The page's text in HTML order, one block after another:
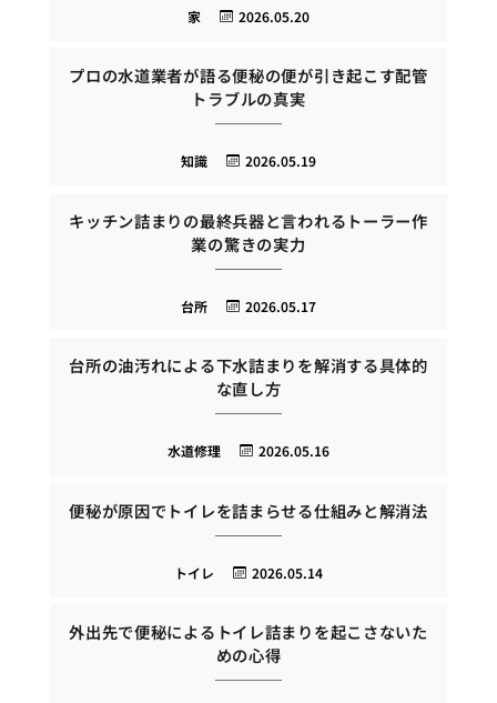
2026.05.20
家
プロの水道業者が語る便秘の便が引き起こす配管
トラブルの真実
2026.05.19
知識
キッチン詰まりの最終兵器と言われるトーラー作
業の驚きの実力
2026.05.17
台所
台所の油汚れによる下水詰まりを解消する具体的
な直し方
2026.05.16
水道修理
便秘が原因でトイレを詰まらせる仕組みと解消法
2026.05.14
トイレ
外出先で便秘によるトイレ詰まりを起こさないた
めの心得